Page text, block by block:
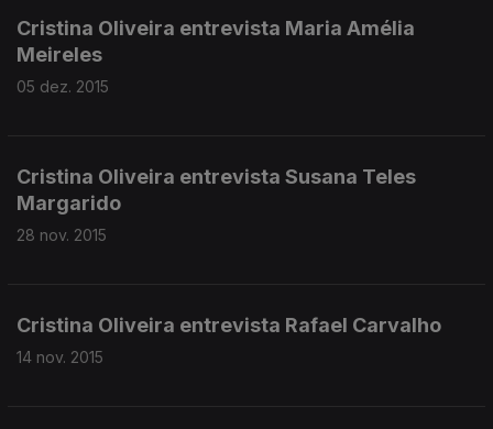
Cristina Oliveira entrevista Maria Amélia
Meireles
05 dez. 2015
Cristina Oliveira entrevista Susana Teles
Margarido
28 nov. 2015
Cristina Oliveira entrevista Rafael Carvalho
14 nov. 2015